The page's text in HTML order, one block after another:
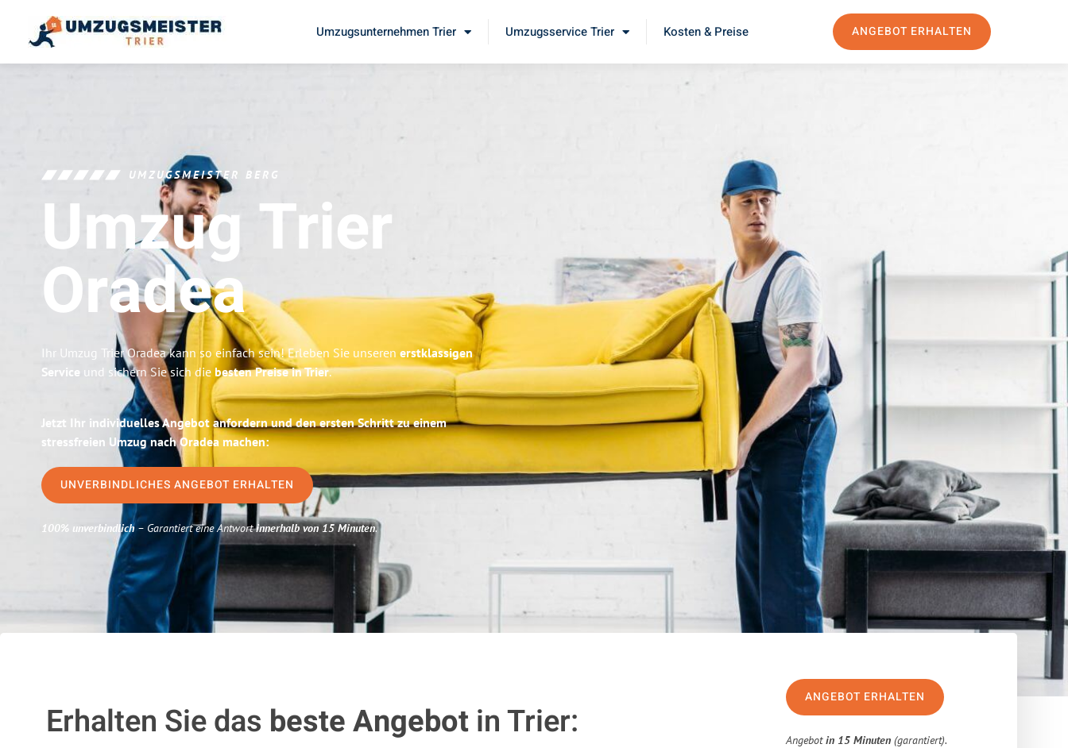
Umzugsunternehmen Trier Umzugsservice Trier Kosten & Preise ANGEBOT ERHALTEN
UMZUGSMEISTER BERG
Umzug Trier
Oradea
Ihr Umzug Trier Oradea kann so einfach sein! Erleben Sie unseren erstklassigen
Service und sichern Sie sich die besten Preise in Trier.
Jetzt Ihr individuelles Angebot anfordern und den ersten Schritt zu einem
stressfreien Umzug nach Oradea machen:
UNVERBINDLICHES ANGEBOT ERHALTEN
100% unverbindlich– Garantiert eine Antwortinnerhalb von 15 Minuten.
Erhalten Sie das beste Angebotin Trier:
ANGEBOT ERHALTEN
Angebotin 15 Minuten (garantiert).